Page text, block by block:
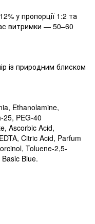
у пропорції 1:2 та
витримки — 50–60
із природним блиском
Ethanolamine,
25, PEG-40
Ascorbic Acid,
Citric Acid, Parfum
Toluene-2,5-
Blue.